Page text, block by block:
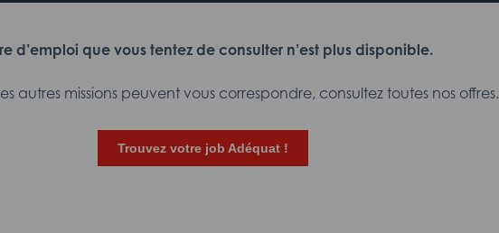
d’emploi que vous tentez de consulter n’est plus disponible.
autres missions peuvent vous correspondre, consultez toutes nos offres.
Trouvez votre job Adéquat !